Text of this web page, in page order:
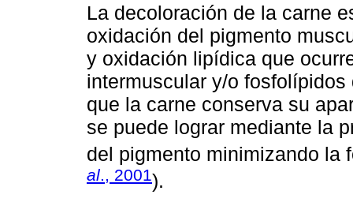
La decoloración de la carne
oxidación del pigmento
y oxidación lipídica que
intermuscular y/o
que la carne conserva su
se puede lograr mediante la
del pigmento minimizando la
al., 2001).